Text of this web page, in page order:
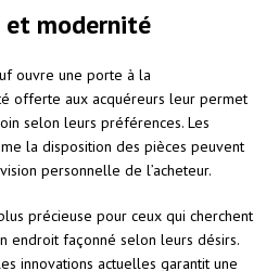
et modernité
ouvre une porte à la
offerte aux acquéreurs leur permet
selon leurs préférences. Les
la disposition des pièces peuvent
personnelle de l’acheteur.
précieuse pour ceux qui cherchent
endroit façonné selon leurs désirs.
innovations actuelles garantit une